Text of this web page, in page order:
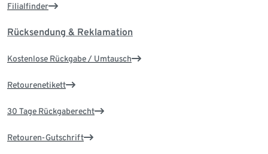
Filialfinder
Rücksendung & Reklamation
Kostenlose Rückgabe / Umtausch
Retourenetikett
30 Tage Rückgaberecht
Retouren-Gutschrift